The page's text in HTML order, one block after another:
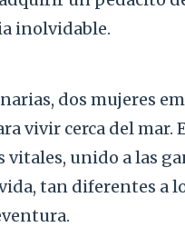
inolvidable.
dos mujeres
vivir cerca del mar.
unido a las
tan diferentes a